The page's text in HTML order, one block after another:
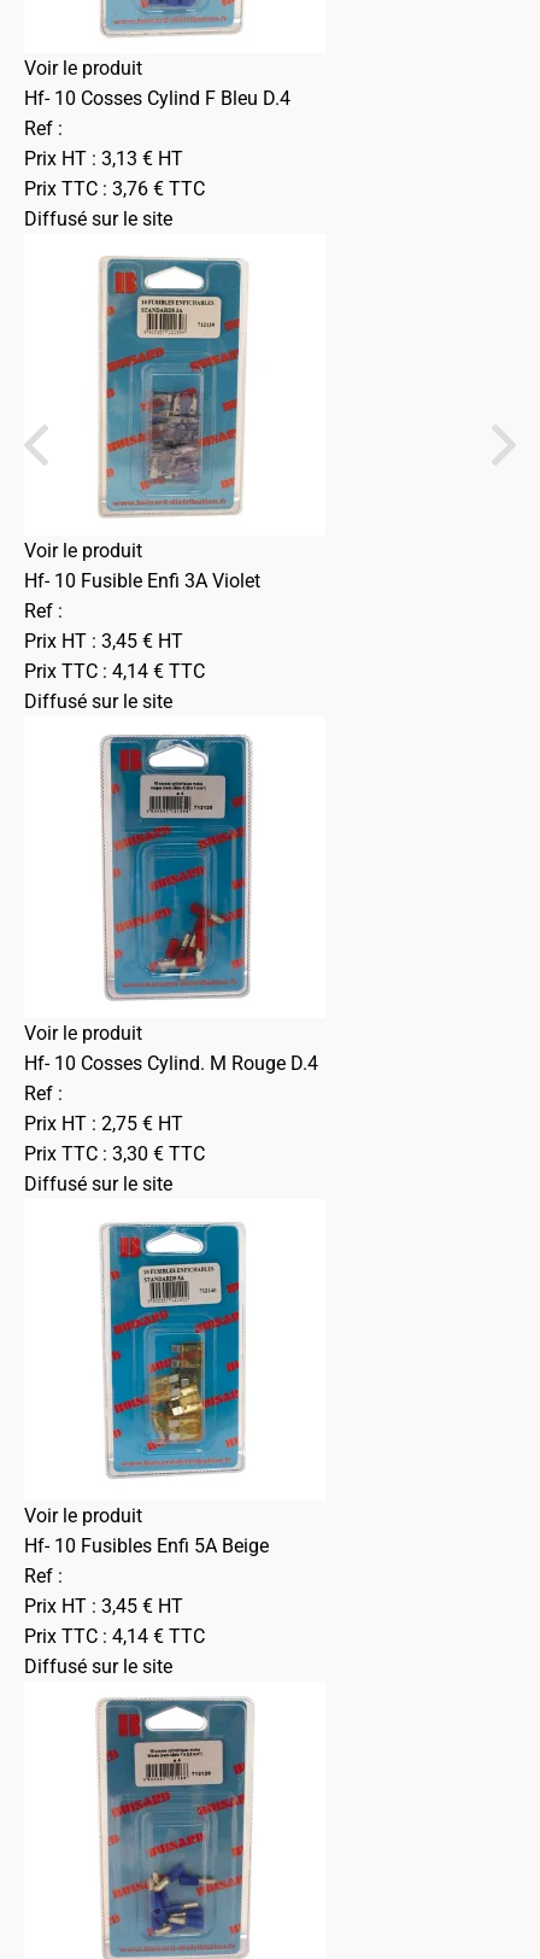
Voir le produit
Hf- 10 Cosses Cylind F Bleu D.4
Ref :
Prix HT : 3,13 € HT
Prix TTC : 3,76 € TTC
Diffusé sur le site
Voir le produit
Hf- 10 Fusible Enfi 3A Violet
Ref :
Prix HT : 3,45 € HT
Prix TTC : 4,14 € TTC
Diffusé sur le site
Voir le produit
Hf- 10 Cosses Cylind. M Rouge D.4
Ref :
Prix HT : 2,75 € HT
Prix TTC : 3,30 € TTC
Diffusé sur le site
Voir le produit
Hf- 10 Fusibles Enfi 5A Beige
Ref :
Prix HT : 3,45 € HT
Prix TTC : 4,14 € TTC
Diffusé sur le site